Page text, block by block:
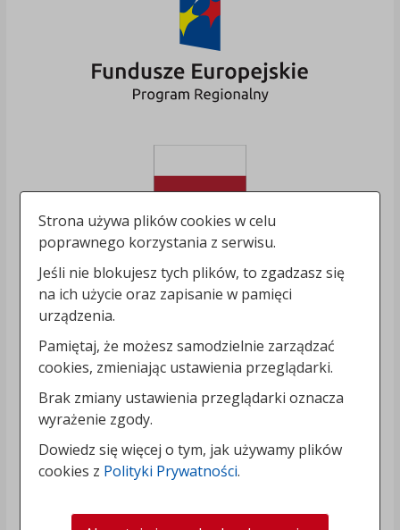
Strona używa plików cookies w celu
poprawnego korzystania z serwisu.
Jeśli nie blokujesz tych plików, to zgadzasz się
na ich użycie oraz zapisanie w pamięci
urządzenia.
Pamiętaj, że możesz samodzielnie zarządzać
cookies, zmieniając ustawienia przeglądarki.
Brak zmiany ustawienia przeglądarki oznacza
wyrażenie zgody.
Dowiedz się więcej o tym, jak używamy plików
cookies z Polityki Prywatności.